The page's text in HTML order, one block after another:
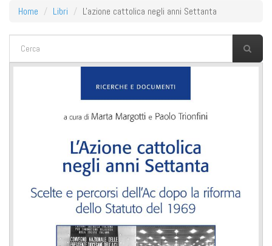
Home Libri L'azione cattolica negli anni Settanta
FORM DI RICERCA